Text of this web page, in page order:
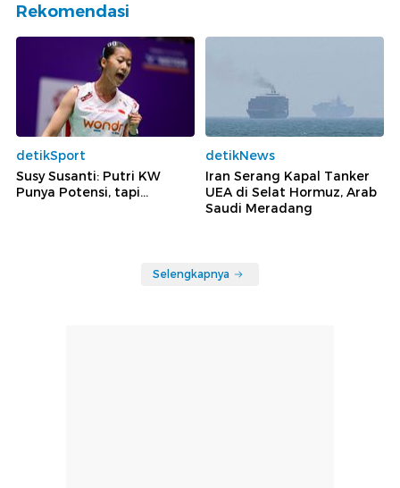
Rekomendasi
detikSport
Susy Susanti: Putri KW
Punya Potensi, tapi...
detikNews
Iran Serang Kapal Tanker
UEA di Selat Hormuz, Arab
Saudi Meradang
Selengkapnya